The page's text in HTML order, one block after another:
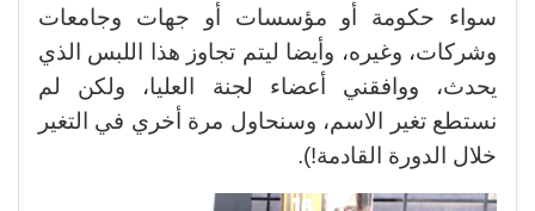
سواء حكومة أو مؤسسات أو جهات وجامعات
وشركات، وغيره، وأيضا ليتم تجاوز هذا اللبس الذي
يحدث، ووافقني أعضاء لجنة العليا، ولكن لم
نستطع تغير الاسم، وسنحاول مرة أخري في التغير
خلال الدورة القادمة!).